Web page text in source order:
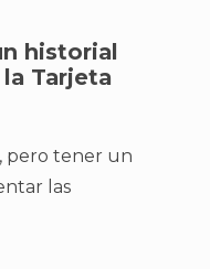
historial
Tarjeta
pero tener un
las